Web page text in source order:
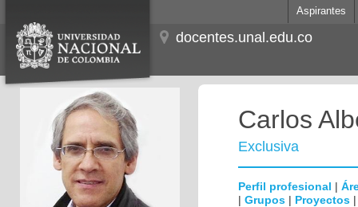
Aspirantes
docentes.unal.edu.co
Carlos
Exclusiva
Perfil profesional |
| Grupos | Proyectos